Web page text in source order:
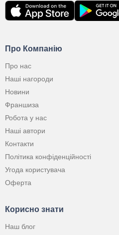
Про Компанію
Про нас
Наші нагороди
Новини
Франшиза
Робота у нас
Наші автори
Контакти
Політика конфіденційності
Угода користувача
Оферта
Корисно знати
Наш блог